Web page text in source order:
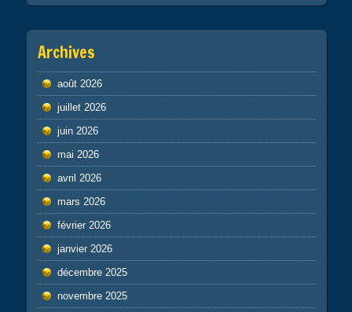
Archives
août 2026
juillet 2026
juin 2026
mai 2026
avril 2026
mars 2026
février 2026
janvier 2026
décembre 2025
novembre 2025